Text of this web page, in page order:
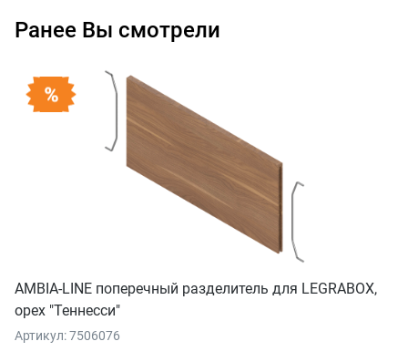
Ранее Вы смотрели
AMBIA-LINE поперечный разделитель для LEGRABOX,
орех "Теннесси"
Артикул: 7506076